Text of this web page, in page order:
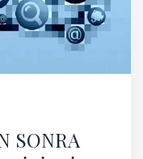
SONRA